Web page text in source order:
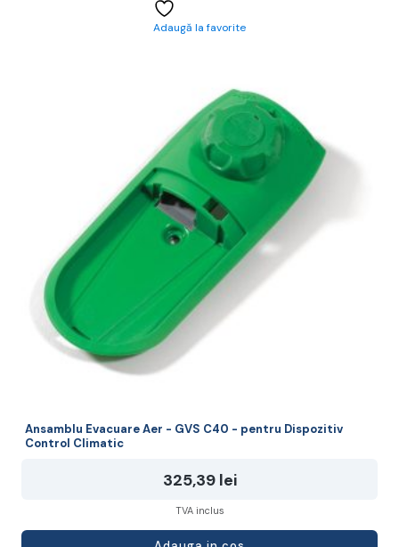
Adaugă la favorite
Ansamblu Evacuare Aer - GVS C40 - pentru Dispozitiv
Control Climatic
325,39 lei
TVA inclus